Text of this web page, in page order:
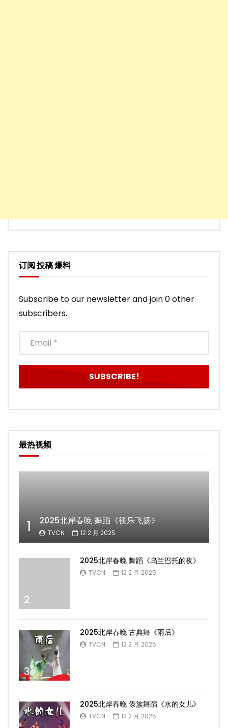
订阅 投稿 爆料
Subscribe to our newsletter and join 0 other
subscribers.
最热视频
1 2025北岸春晚 舞蹈《筷乐飞扬》
TVCN 12 2 月 2025
2
2025北岸春晚 舞蹈《乌兰巴托的夜》
TVCN 12 2 月 2025
3
2025北岸春晚 古典舞《雨后》
TVCN 12 2 月 2025
2025北岸春晚 傣族舞蹈《水的女儿》
TVCN 12 2 月 2025